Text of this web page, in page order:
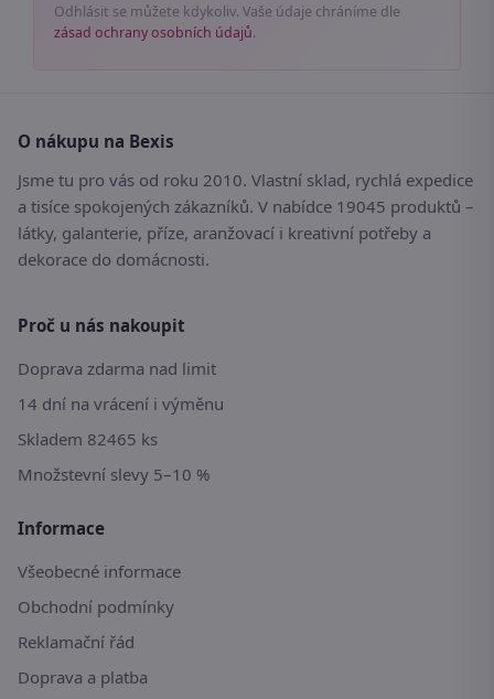
Odhlásit se můžete kdykoliv. Vaše údaje chráníme dle
zásad ochrany osobních údajů.
O nákupu na Bexis
Jsme tu pro vás od roku 2010. Vlastní sklad, rychlá expedice
a tisíce spokojených zákazníků. V nabídce 19045 produktů –
látky, galanterie, příze, aranžovací i kreativní potřeby a
dekorace do domácnosti.
Proč u nás nakoupit
Doprava zdarma nad limit
14 dní na vrácení i výměnu
Skladem 82465 ks
Množstevní slevy 5–10 %
Informace
Všeobecné informace
Obchodní podmínky
Reklamační řád
Doprava a platba